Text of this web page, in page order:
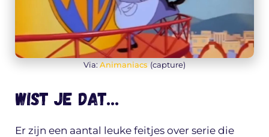
Via: Animaniacs (capture)
Wist je dat…
Er zijn een aantal leuke feitjes over serie die